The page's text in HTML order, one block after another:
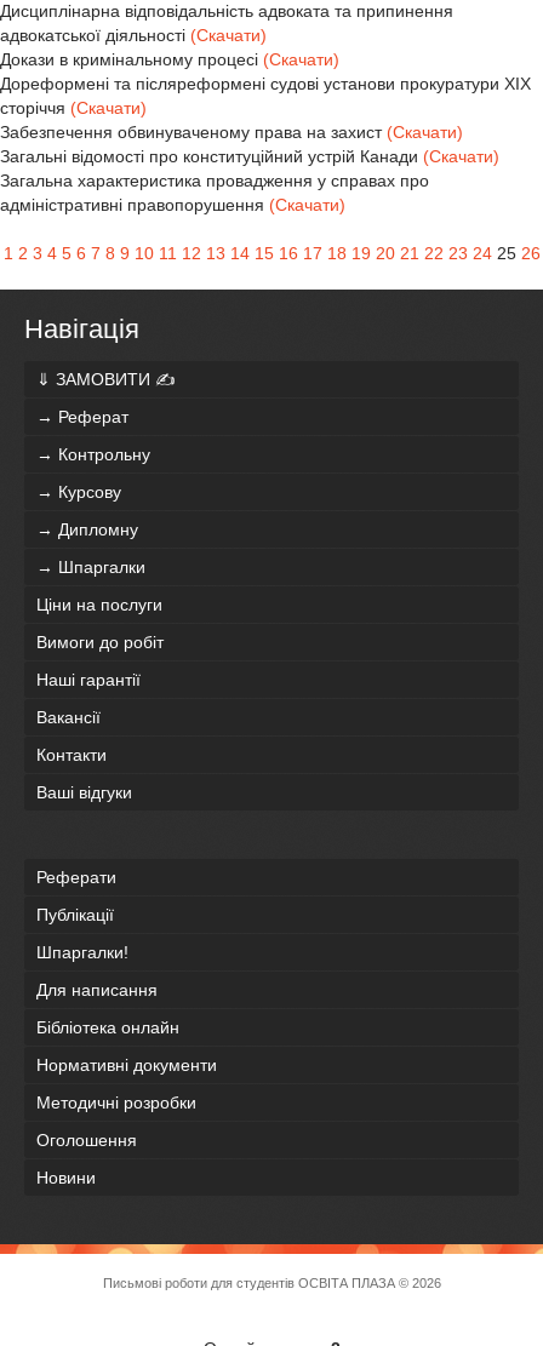
Дисциплінарна відповідальність адвоката та припинення
адвокатської діяльності (Скачати)
Докази в кримінальному процесі (Скачати)
Дореформені та післяреформені судові установи прокуратури ХІХ
сторіччя (Скачати)
Забезпечення обвинуваченому права на захист(Скачати)
Загальні відомості про конституційний устрій Канади (Скачати)
Загальна характеристика провадження у справах про
адміністративні правопорушення (Скачати)
1 2 3 4 5 6 7 8 9 10 11 12 13 14 15 16 17 18 19 20 21 22 23 2425 26
Навігація
⇓ ЗАМОВИТИ ✍
→ Реферат
→ Контрольну
→ Курсову
→ Дипломну
→ Шпаргалки
Ціни на послуги
Вимоги до робіт
Наші гарантії
Вакансії
Контакти
Ваші відгуки
Реферати
Публікації
Шпаргалки!
Для написання
Бібліотека онлайн
Нормативні документи
Методичні розробки
Оголошення
Новини
Письмові роботи для студентів ОСВІТА ПЛАЗА© 2026